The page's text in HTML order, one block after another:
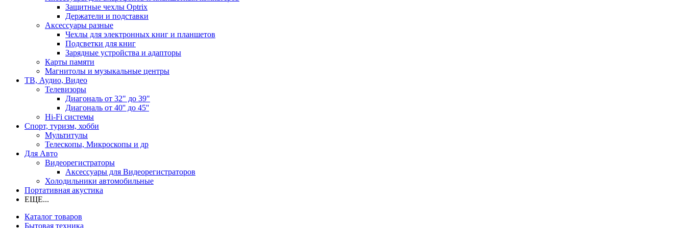
Защитные чехлы Optrix
Держатели и подставки
Аксессуары разные
Чехлы для электронных книг и планшетов
Подсветки для книг
Зарядные устройства и адапторы
Карты памяти
Магнитолы и музыкальные центры
ТВ, Аудио, Видео
Телевизоры
Диагональ от 32" до 39"
Диагональ от 40'' до 45''
Hi-Fi системы
Спорт, туризм, хобби
Мультитулы
Телескопы, Микроскопы и др
Для Авто
Видеорегистраторы
Аксессуары для Видеорегистраторов
Холодильники автомобильные
Портативная акустика
ЕЩЕ...
Каталог товаров
Бытовая техника